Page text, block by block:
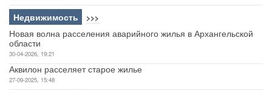
Недвижимость >>>
Новая волна расселения аварийного жилья в Архангельской
области
30-04-2026, 19:21
Аквилон расселяет старое жилье
27-09-2025, 15:48